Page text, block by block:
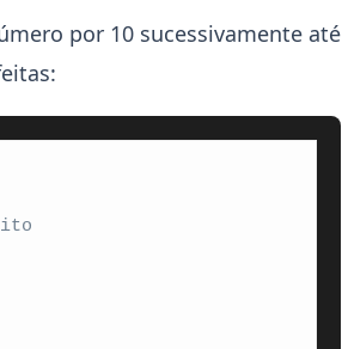
por 10 sucessivamente até